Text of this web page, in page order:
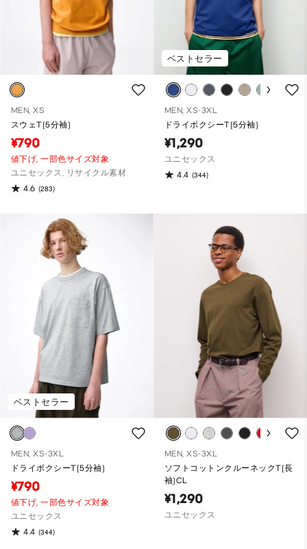
MEN, XS
スウェT(5分袖)
¥790
値下げ,一部色サイズ対象
ユニセックス, リサイクル素材
4.6 (283)
ベストセラー
MEN, XS-3XL
ドライボクシーT(5分袖)
¥1,290
ユニセックス
4.4 (344)
ベストセラー
MEN, XS-3XL
ドライボクシーT(5分袖)
¥790
値下げ,一部色サイズ対象
ユニセックス
4.4 (344)
MEN, XS-3XL
ソフトコットンクルーネックT(長
袖)CL
¥1,290
ユニセックス